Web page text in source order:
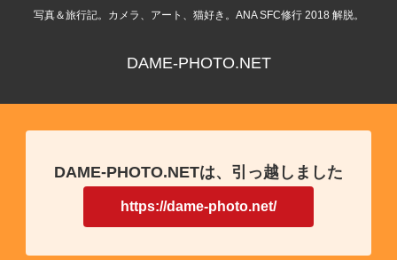
写真＆旅行記。カメラ、アート、猫好き。ANA SFC修行 2018 解脱。
DAME-PHOTO.NET
DAME-PHOTO.NETは、引っ越しました
https://dame-photo.net/